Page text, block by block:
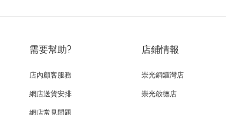
需要幫助?
店內顧客服務
網店送貨安排
網店常見問題
店鋪情報
崇光銅鑼灣店
崇光啟德店